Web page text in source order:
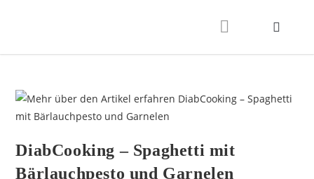
DiabCooking – Spaghetti mit
Bärlauchpesto und Garnelen